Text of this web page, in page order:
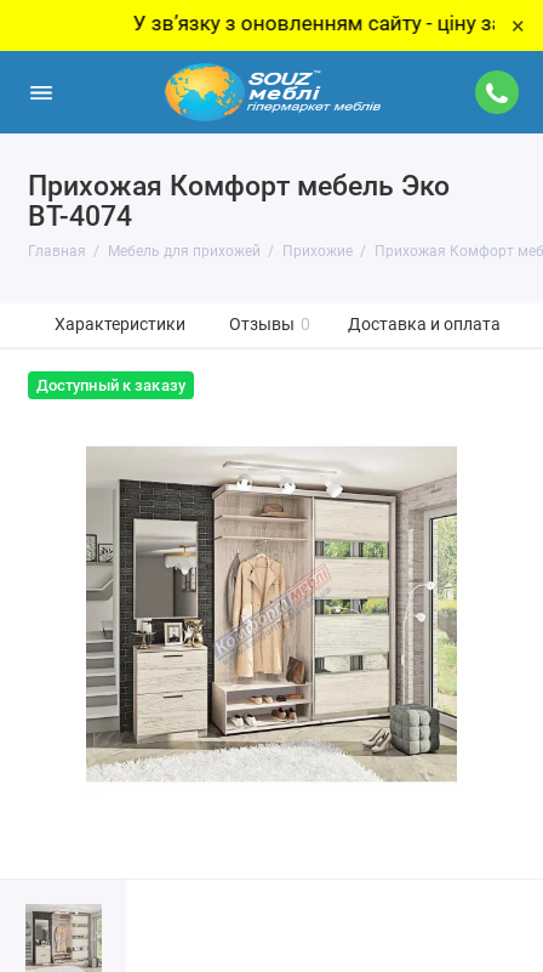
У звʼязку з оновленням сайту - ціну за товар ×
Прихожая Комфорт мебель Эко
ВТ-4074
Главная Мебель для прихожей Прихожие Прихожая Комфорт
Характеристики Отзывы 0 Доставка и оплата
Доступный к заказу